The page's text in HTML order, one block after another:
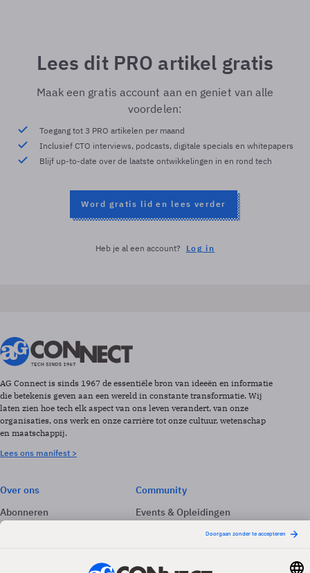
Lees dit PRO artikel gratis
Maak een gratis account aan en geniet van alle
voordelen:
Toegang tot 3 PRO artikelen per maand
Inclusief CTO interviews, podcasts, digitale specials en whitepapers
Blijf up-to-date over de laatste ontwikkelingen in en rond tech
Word gratis lid en lees verder
Heb je al een account? Log in
AG Connect is sinds 1967 de essentiële bron van ideeën en informatie
die betekenis geven aan een wereld in constante transformatie. Wij
laten zien hoe tech elk aspect van ons leven verandert, van onze
organisaties, ons werk en onze carrière tot onze cultuur, wetenschap
en maatschappij.
Lees ons manifest >
Over ons
Abonneren
Adverteren
Community
Events & Opleidingen